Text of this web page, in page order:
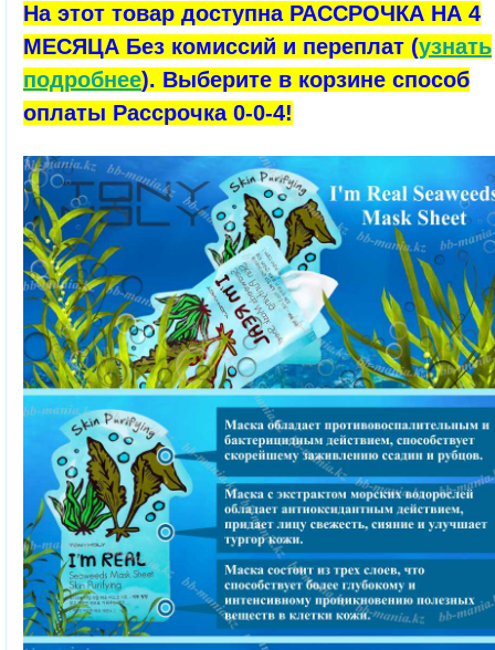
На этот товар доступна РАССРОЧКА НА 4
МЕСЯЦА Без комиссий и переплат (узнать
подробнее). Выберите в корзине способ
оплаты Рассрочка 0-0-4!